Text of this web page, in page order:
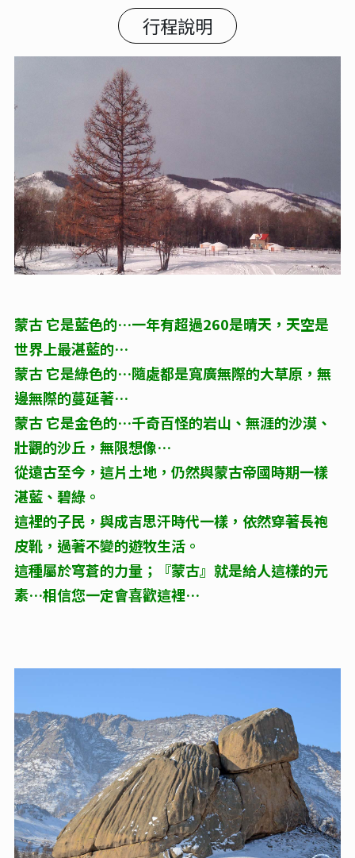
行程說明
蒙古 它是藍色的…一年有超過260是晴天，天空是
世界上最湛藍的…
蒙古 它是綠色的…隨處都是寬廣無際的大草原，無
邊無際的蔓延著…
蒙古 它是金色的…千奇百怪的岩山、無涯的沙漠、
壯觀的沙丘，無限想像…
從遠古至今，這片土地，仍然與蒙古帝國時期一樣
湛藍、碧綠。
這裡的子民，與成吉思汗時代一樣，依然穿著長袍
皮靴，過著不變的遊牧生活。
這種屬於穹蒼的力量；『蒙古』就是給人這樣的元
素…相信您一定會喜歡這裡…